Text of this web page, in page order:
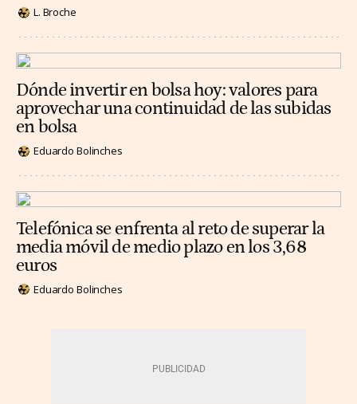
L. Broche
Dónde invertir en bolsa hoy: valores para
aprovechar una continuidad de las subidas
en bolsa
Eduardo Bolinches
Telefónica se enfrenta al reto de superar la
media móvil de medio plazo en los 3,68
euros
Eduardo Bolinches